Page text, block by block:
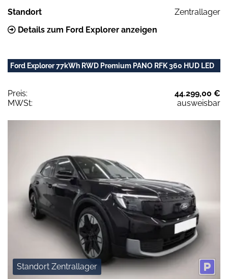
Standort
Zentrallager
Details zum Ford Explorer anzeigen
Ford Explorer 77kWh RWD Premium PANO RFK 360 HUD LED
Preis:
44.299,00 €
MWSt:
ausweisbar
Standort Zentrallager